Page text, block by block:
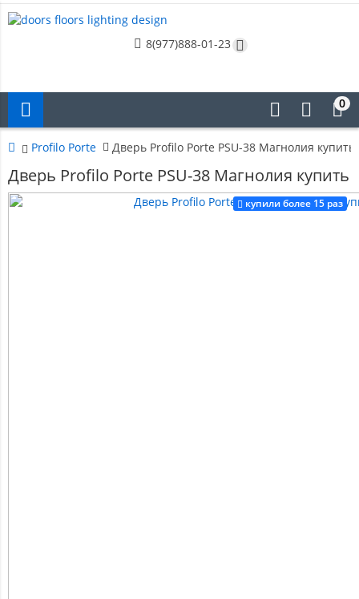
8(977)888-01-23
0
Profilo Porte Дверь Profilo Porte PSU-38 Магнолия купить
Дверь Profilo Porte PSU-38 Магнолия купить
купили более 15 раз